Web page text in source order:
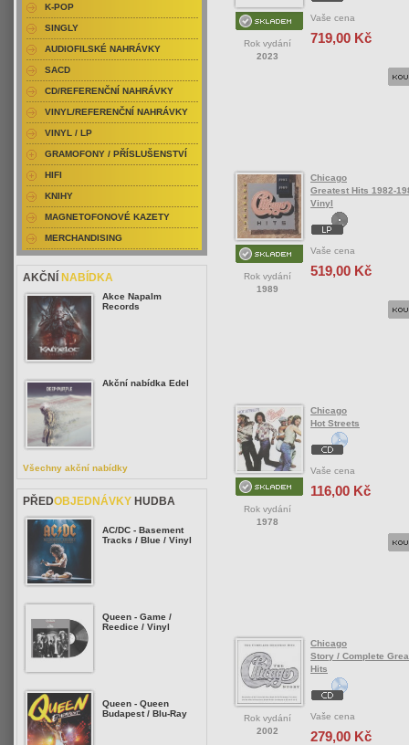
Rok vydání
2023
Vaše cena
719,00 Kč
Rok vydání
1989
Chicago
Greatest Hits 1982-
Vinyl
Vaše cena
519,00 Kč
Rok vydání
1978
Chicago
Hot Streets
Vaše cena
116,00 Kč
Rok vydání
2002
Chicago
Story / Complete
Hits
Vaše cena
279,00 Kč
K-POP
SINGLY
AUDIOFILSKÉ NAHRÁVKY
SACD
CD/REFERENČNÍ NAHRÁVKY
VINYL/REFERENČNÍ NAHRÁVKY
VINYL / LP
GRAMOFONY / PŘÍSLUŠENSTVÍ
HIFI
KNIHY
MAGNETOFONOVÉ KAZETY
MERCHANDISING
AKČNÍ NABÍDKA
Akce Napalm
Records
Akční nabídka Edel
Všechny akční nabídky
PŘEDOBJEDNÁVKY HUDBA
AC/DC - Basement
Tracks / Blue / Vinyl
Queen - Game /
Reedice / Vinyl
Queen - Queen
Budapest / Blu-Ray